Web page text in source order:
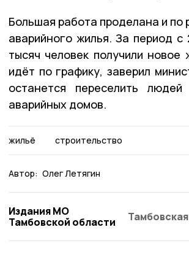
Большая работа проделана и по
аварийного жилья. За период с
тысяч человек получили новое
идёт по графику, заверил
останется переселить
аварийных домов.
жильё строительство
Автор: Олег Летягин
Издания МО
Тамбовской области